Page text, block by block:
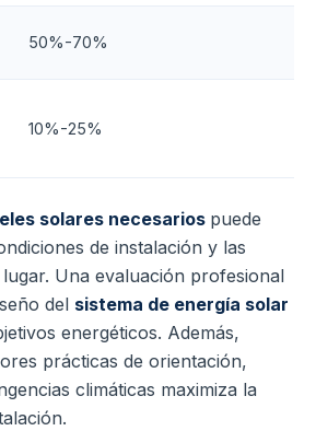
50%-70%
10%-25%
solares necesarios puede
de instalación y las
Una evaluación profesional
del sistema de energía solar
energéticos. Además,
prácticas de orientación,
climáticas maximiza la